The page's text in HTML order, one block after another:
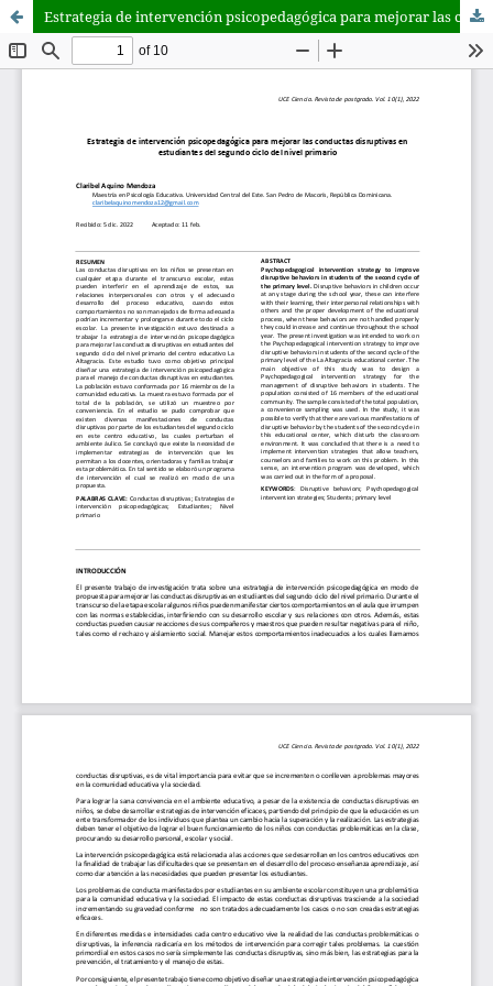
Estrategia de intervención psicopedagógica para mejorar las conductas disruptivas en estudiantes del segundo ciclo del nivel primario